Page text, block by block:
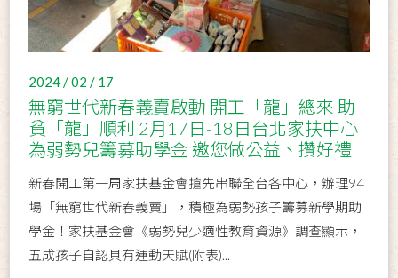
2024 / 02 / 17
無窮世代新春義賣啟動 開工「龍」總來 助
貧「龍」順利 2月17日-18日台北家扶中心
為弱勢兒籌募助學金 邀您做公益、攢好禮
新春開工第一周家扶基金會搶先串聯全台各中心，辦理94
場「無窮世代新春義賣」，積極為弱勢孩子籌募新學期助
學金！家扶基金會《弱勢兒少適性教育資源》調查顯示，
五成孩子自認具有運動天賦(附表)...